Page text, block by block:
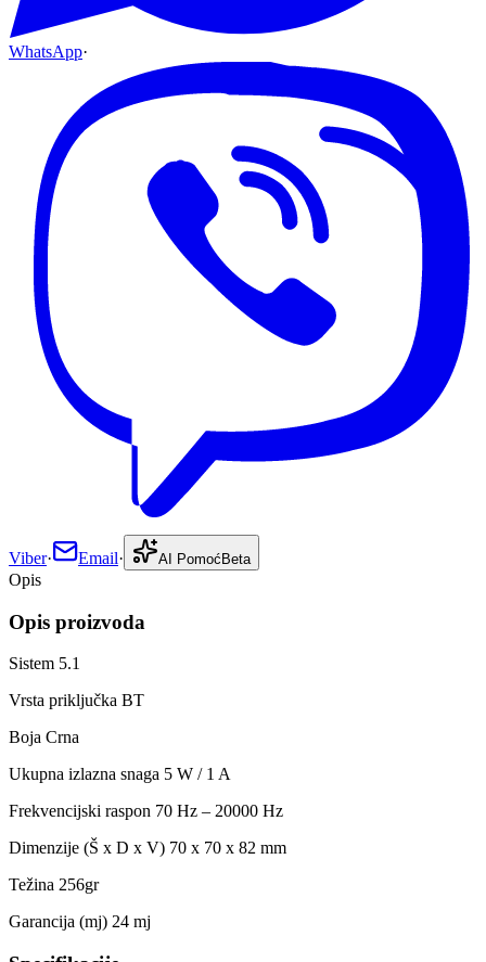
WhatsApp·
Viber· Email· AI Pomoć Beta
Opis
Opis proizvoda
Sistem 5.1
Vrsta priključka BT
Boja Crna
Ukupna izlazna snaga 5 W / 1 A
Frekvencijski raspon 70 Hz – 20000 Hz
Dimenzije (Š x D x V) 70 x 70 x 82 mm
Težina 256gr
Garancija (mj) 24 mj